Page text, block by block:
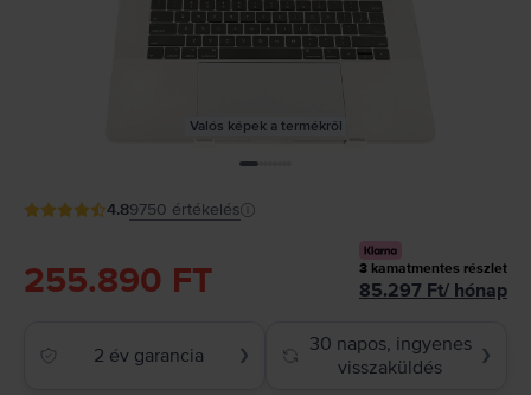
Valós képek a termékről
4.89750 értékelés
255.890 FT 3 kamatmentes részlet
85.297 Ft/ hónap
2 év garancia ❯
30 napos, ingyenes
visszaküldés
❯